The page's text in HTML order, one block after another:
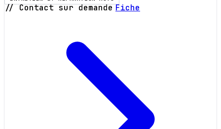
// Contact sur demande Fiche